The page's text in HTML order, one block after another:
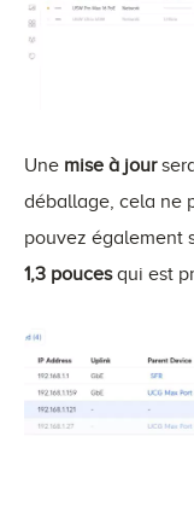
Une mise à jour
déballage, cela ne
pouvez également
1,3 poucesqui est